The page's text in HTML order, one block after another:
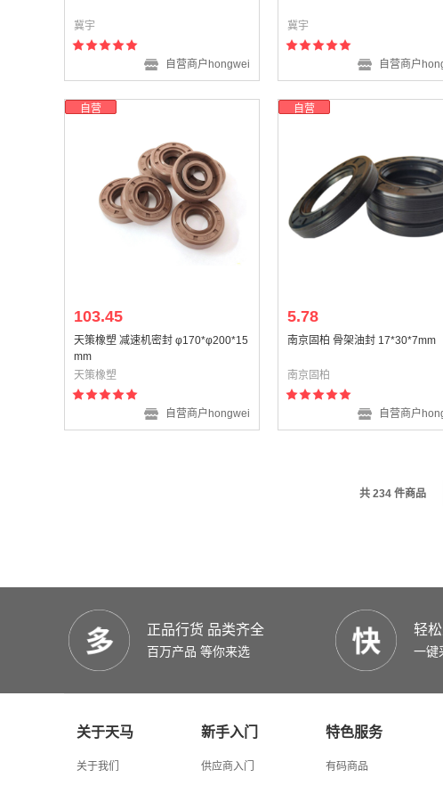
冀宇
自营商户hongwei
冀宇
自营商户
103.45
天策橡塑 减速机密封 φ170*φ200*15
mm
天策橡塑
自营
自营商户hongwei
5.78
南京固柏 骨架油封 17*30*7mm
南京固柏
自营
自营商户
共 234 件商品
正品行货 品类齐全
百万产品 等你来选
轻
一键
关于天马
关于我们
新手入门
供应商入门
特色服务
有码商品